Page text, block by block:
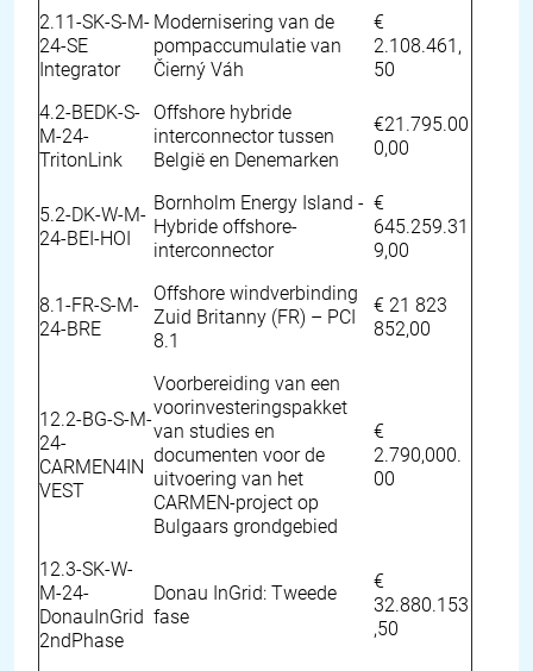
2.11-SK-S-M-
24-SE
Integrator
Modernisering van de
pompaccumulatie van
Čierný Váh
€
2.108.461,
50
4.2-BEDK-S-
M-24-
TritonLink
Offshore hybride
interconnector tussen
België en Denemarken
€21.795.00
0,00
5.2-DK-W-M-
24-BEI-HOI
Bornholm Energy Island -
Hybride offshore-
interconnector
€
645.259.31
9,00
8.1-FR-S-M-
24-BRE
Offshore windverbinding
Zuid Britanny (FR) – PCI
8.1
€ 21 823
852,00
12.2-BG-S-M-
24-
CARMEN4IN
VEST
Voorbereiding van een
voorinvesteringspakket
van studies en
documenten voor de
uitvoering van het
CARMEN-project op
Bulgaars grondgebied
€
2.790,000.
00
12.3-SK-W-
M-24-
DonauInGrid
2ndPhase
Donau InGrid: Tweede
fase
€
32.880.153
,50